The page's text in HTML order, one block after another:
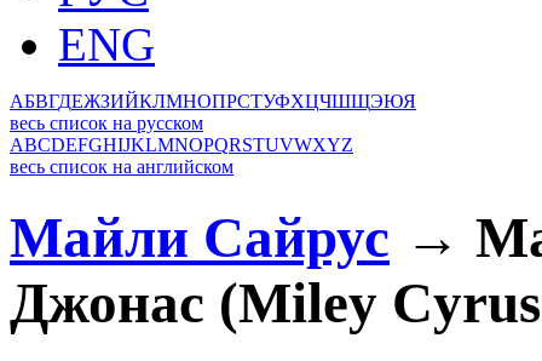
ENG
АБВГДЕЖЗИЙКЛМНОПРСТУФХЦЧШЩЭЮЯ
весь список на русском
ABCDEFGHIJKLMNOPQRSTUVWXYZ
весь список на английском
Майли Сайрус →
Джонас (Miley